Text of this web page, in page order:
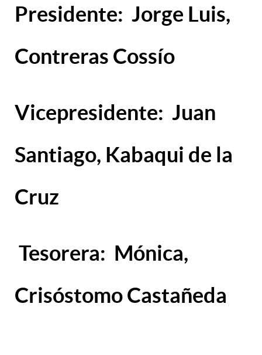
Presidente: Jorge Luis,
Contreras Cossío
Vicepresidente: Juan
Santiago, Kabaqui de la
Cruz
Tesorera: Mónica,
Crisóstomo Castañeda